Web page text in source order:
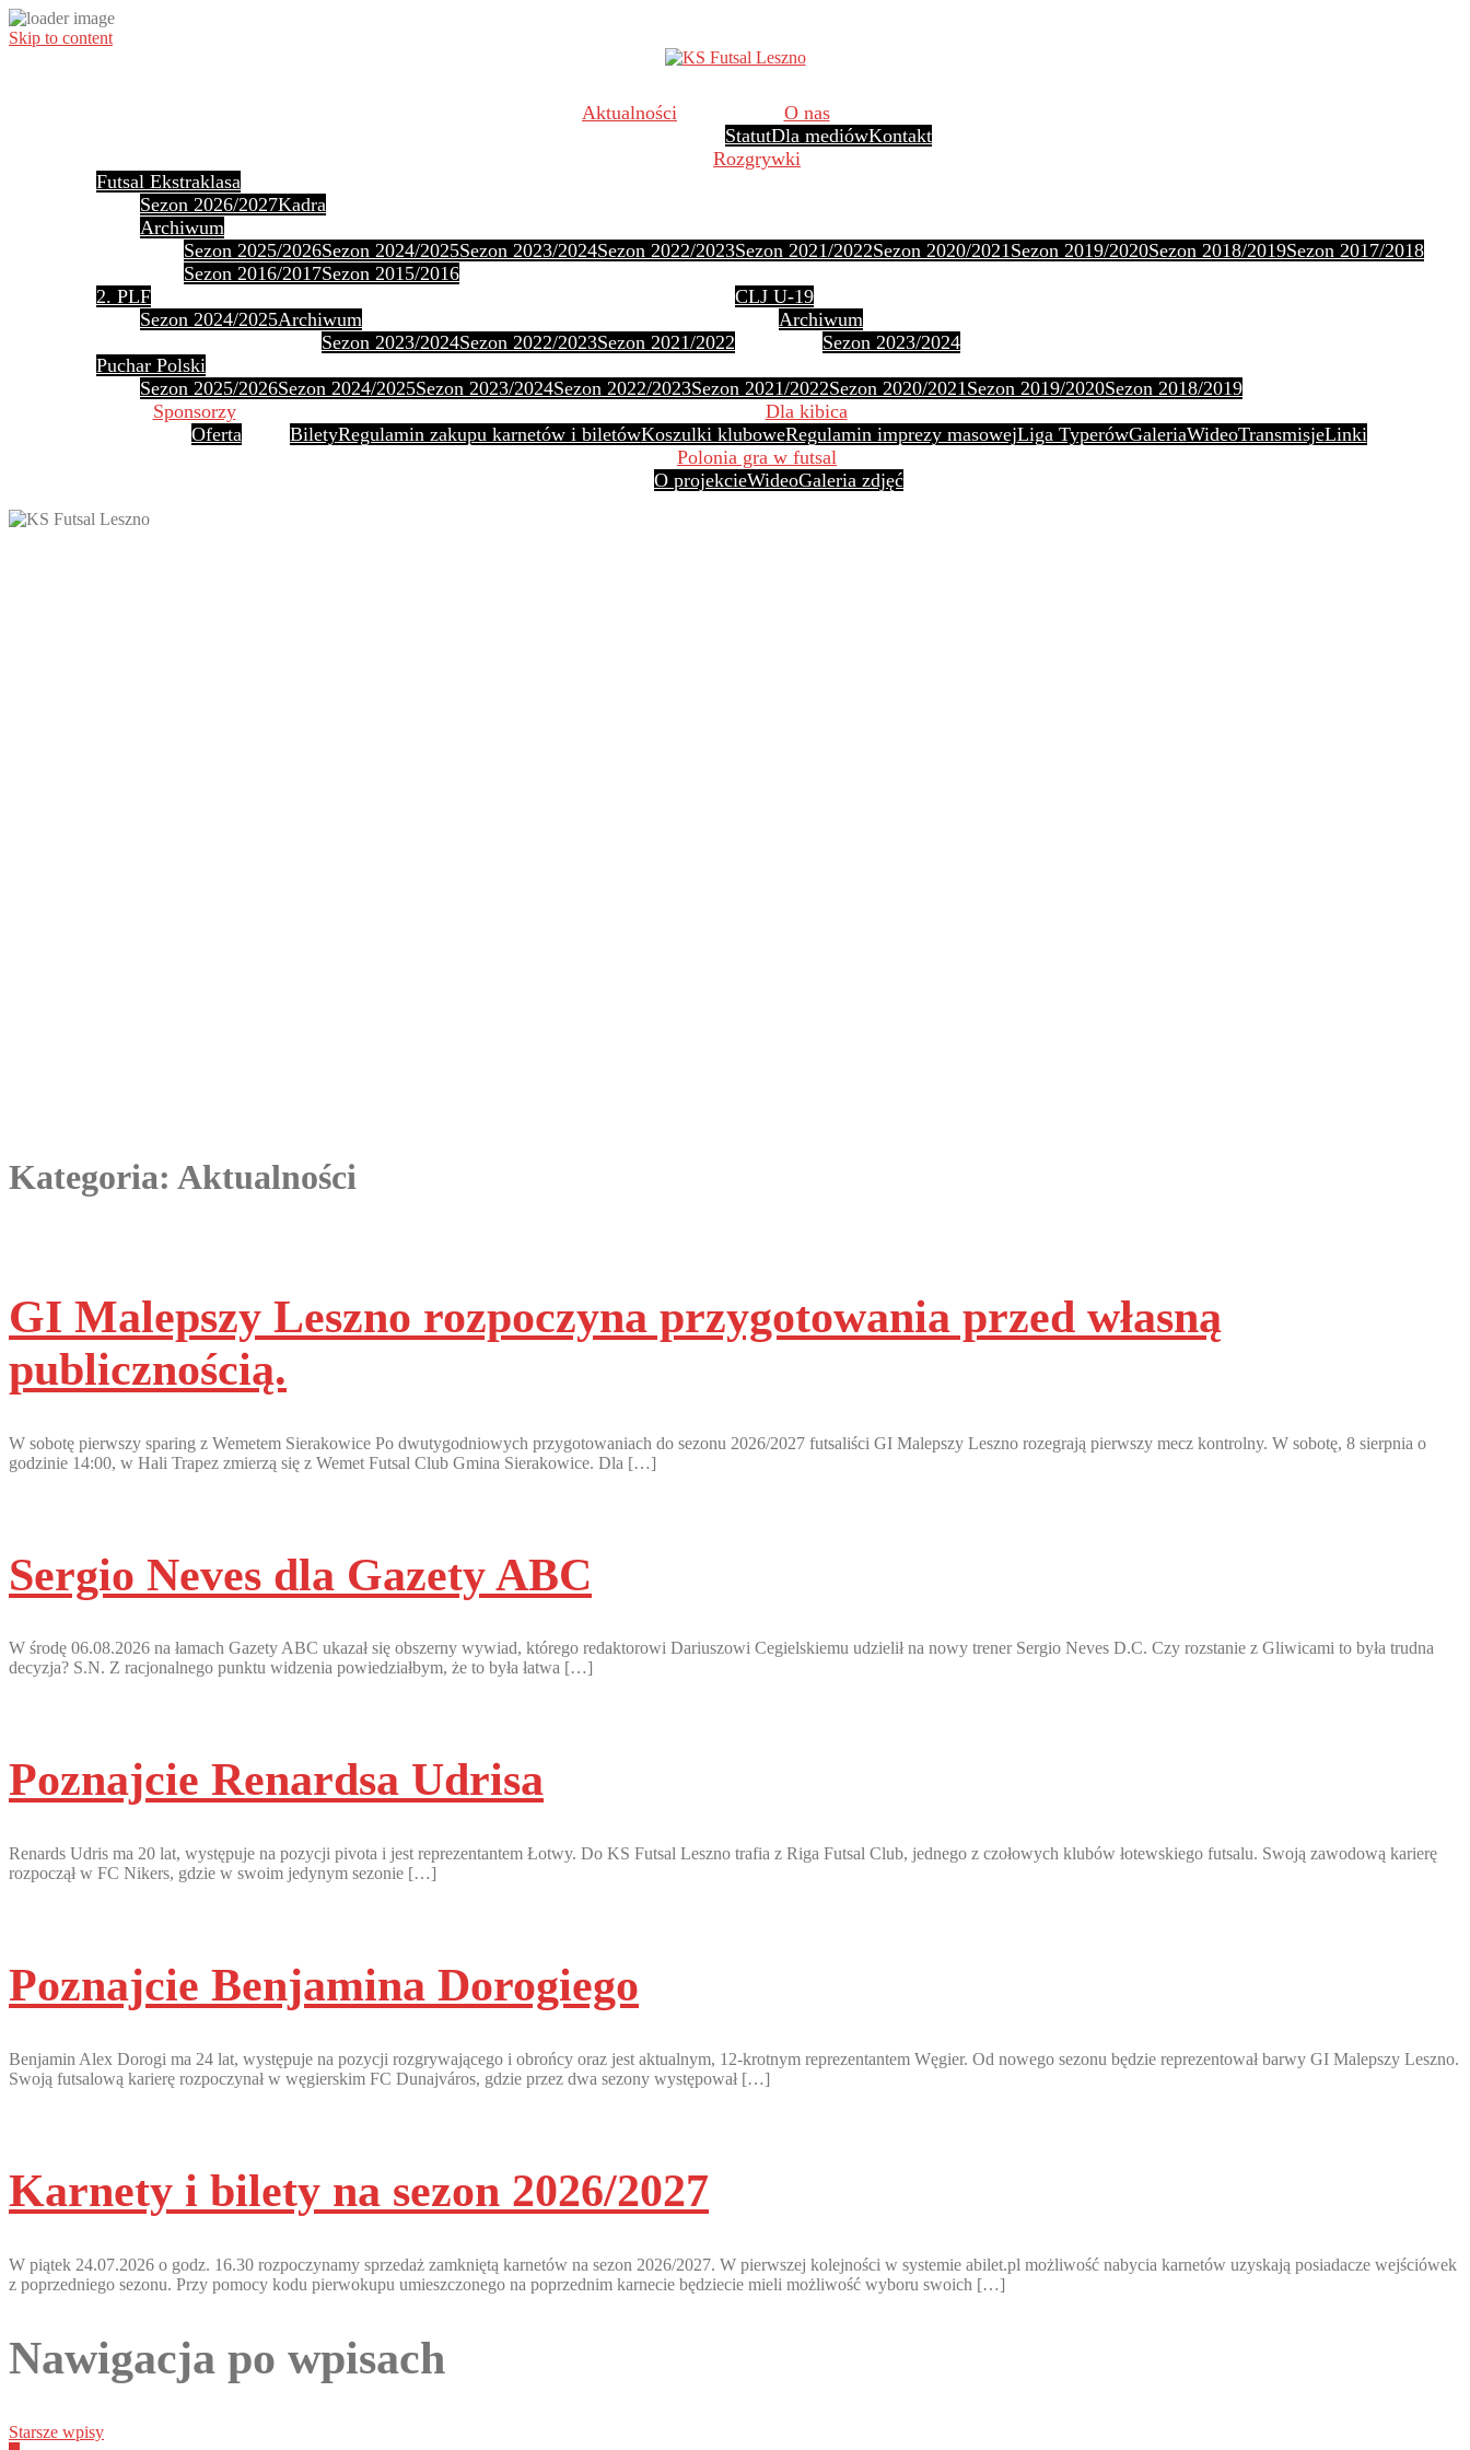
Skip to content
Aktualności
O nas
StatutDla mediówKontakt
Rozgrywki
Futsal Ekstraklasa
Sezon 2026/2027Kadra
Archiwum
Sezon 2025/2026Sezon 2024/2025Sezon 2023/2024Sezon 2022/2023Sezon 2021/2022Sezon 2020/2021Sezon 2019/2020Sezon 2018/2019Sezon 2017/2018
Sezon 2016/2017Sezon 2015/2016
2. PLF
Sezon 2024/2025Archiwum
Sezon 2023/2024Sezon 2022/2023Sezon 2021/2022
CLJ U-19
Archiwum
Sezon 2023/2024
Puchar Polski
Sezon 2025/2026Sezon 2024/2025Sezon 2023/2024Sezon 2022/2023Sezon 2021/2022Sezon 2020/2021Sezon 2019/2020Sezon 2018/2019
Sponsorzy
Oferta
Dla kibica
BiletyRegulamin zakupu karnetów i biletówKoszulki kluboweRegulamin imprezy masowejLiga TyperówGaleriaWideoTransmisjeLinki
Polonia gra w futsal
O projekcieWideoGaleria zdjęć
Kategoria: Aktualności
GI Malepszy Leszno rozpoczyna przygotowania przed własną
publicznością.
W sobotę pierwszy sparing z Wemetem Sierakowice Po dwutygodniowych przygotowaniach do sezonu 2026/2027 futsaliści GI Malepszy Leszno rozegrają pierwszy mecz kontrolny. W sobotę, 8 sierpnia o
godzinie 14:00, w Hali Trapez zmierzą się z Wemet Futsal Club Gmina Sierakowice. Dla […]
Sergio Neves dla Gazety ABC
W środę 06.08.2026 na łamach Gazety ABC ukazał się obszerny wywiad, którego redaktorowi Dariuszowi Cegielskiemu udzielił na nowy trener Sergio Neves D.C. Czy rozstanie z Gliwicami to była trudna
decyzja? S.N. Z racjonalnego punktu widzenia powiedziałbym, że to była łatwa […]
Poznajcie Renardsa Udrisa
Renards Udris ma 20 lat, występuje na pozycji pivota i jest reprezentantem Łotwy. Do KS Futsal Leszno trafia z Riga Futsal Club, jednego z czołowych klubów łotewskiego futsalu. Swoją zawodową karierę
rozpoczął w FC Nikers, gdzie w swoim jedynym sezonie […]
Poznajcie Benjamina Dorogiego
Benjamin Alex Dorogi ma 24 lat, występuje na pozycji rozgrywającego i obrońcy oraz jest aktualnym, 12-krotnym reprezentantem Węgier. Od nowego sezonu będzie reprezentował barwy GI Malepszy Leszno.
Swoją futsalową karierę rozpoczynał w węgierskim FC Dunajváros, gdzie przez dwa sezony występował […]
Karnety i bilety na sezon 2026/2027
W piątek 24.07.2026 o godz. 16.30 rozpoczynamy sprzedaż zamkniętą karnetów na sezon 2026/2027. W pierwszej kolejności w systemie abilet.pl możliwość nabycia karnetów uzyskają posiadacze wejściówek
z poprzedniego sezonu. Przy pomocy kodu pierwokupu umieszczonego na poprzednim karnecie będziecie mieli możliwość wyboru swoich […]
Nawigacja po wpisach
Starsze wpisy